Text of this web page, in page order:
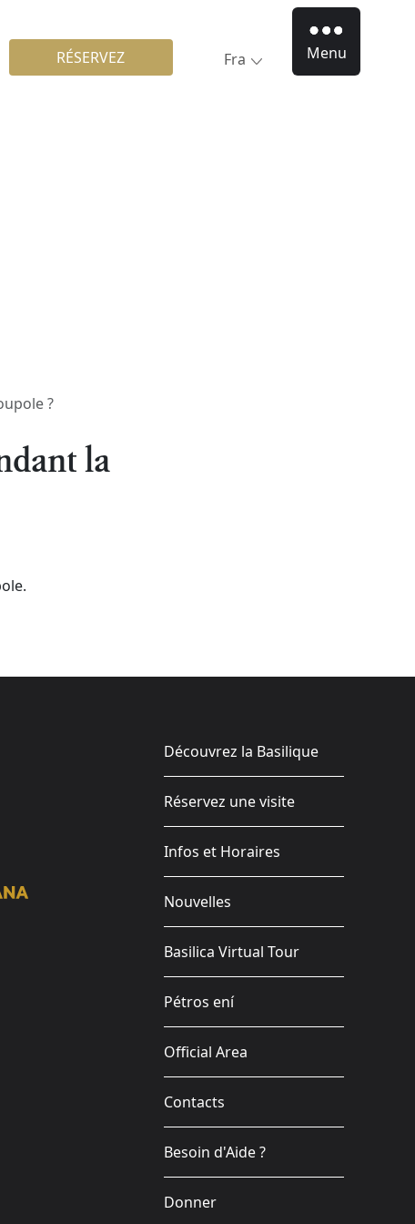
RÉSERVEZ Fra Menu
?
la
Découvrez la Basilique
Réservez une visite
Infos et Horaires
Nouvelles
Basilica Virtual Tour
Pétros ení
Official Area
Contacts
Besoin d'Aide ?
Donner